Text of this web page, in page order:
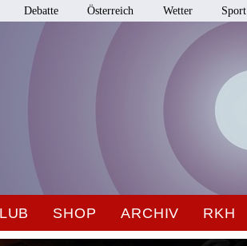
Debatte Österreich Wetter Sport
SHOP ARCHIV RKH